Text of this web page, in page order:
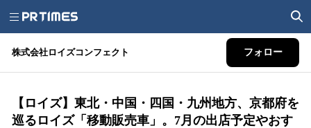
株式会社ロイズコンフェクト フォロー
【ロイズ】東北・中国・四国・九州地方、京都府を
巡るロイズ「移動販売車」。7月の出店予定やおす